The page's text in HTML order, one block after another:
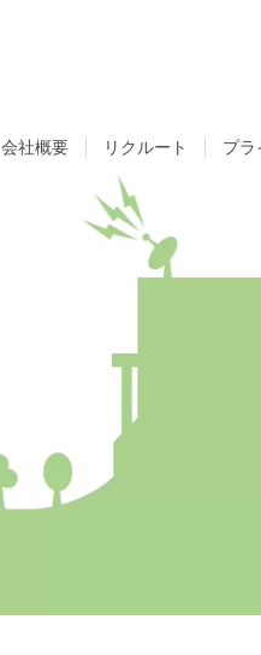
会社概要 リクルート プラ